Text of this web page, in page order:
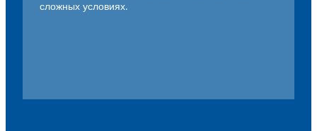
сложных условиях.